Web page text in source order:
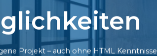
Projekt – auch ohne HTML Kenntnisse